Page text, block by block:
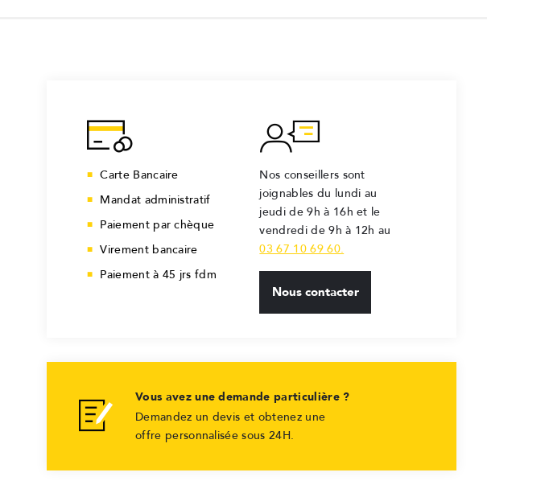
Carte Bancaire
Mandat administratif
Paiement par chèque
Virement bancaire
Paiement à 45 jrs fdm
Nos conseillers sont
joignables du lundi au
jeudi de 9h à 16h et le
vendredi de 9h à 12h au
03 67 10 69 60.
Nous contacter
Vous avez une demande particulière ?
Demandez un devis et obtenez une
offre personnalisée sous 24H.